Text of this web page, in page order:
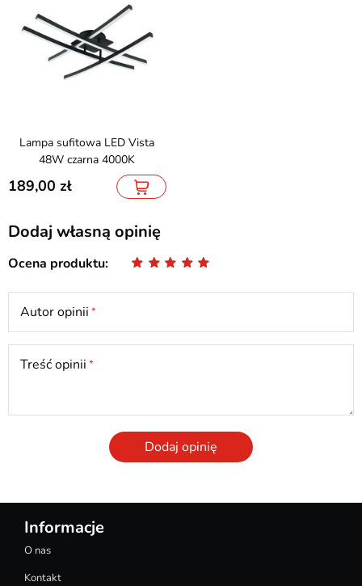
Lampa sufitowa LED Vista
48W czarna 4000K
189,00
Dodaj własną opinię
Ocena produktu
Autor opinii
Treść opinii
Dodaj opinię
Informacje
O nas
Kontakt